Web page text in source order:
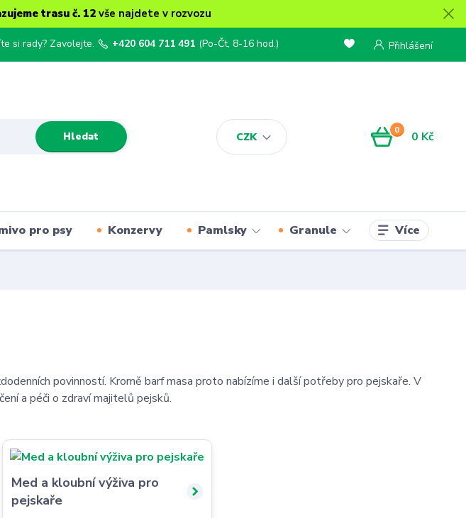
trasu č. 12 vše najdete v rozvozu
CZK
Přihlášení
Hledat
si rady? Zavolejte. +420 604 711 491 (Po-Čt, 8-16 hod.)
0 0 Kč
pro psy Konzervy Pamlsky Granule Více
povinností. Kromě barf masa proto nabízíme i další potřeby pro pejskaře. V
a péči o zdraví majitelů pejsků.
Med a kloubní výživa pro
pejskaře